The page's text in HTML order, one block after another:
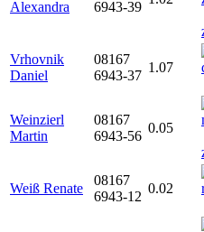
Alexandra
6943-39
Vrhovnik
Daniel
08167
6943-37
1.07
Weinzierl
Martin
08167
6943-56
0.05
Weiß Renate
08167
6943-12
0.02